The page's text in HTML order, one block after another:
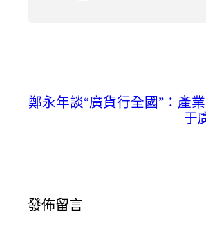
鄭永年談“廣貨行全國”：產
于
發佈留言